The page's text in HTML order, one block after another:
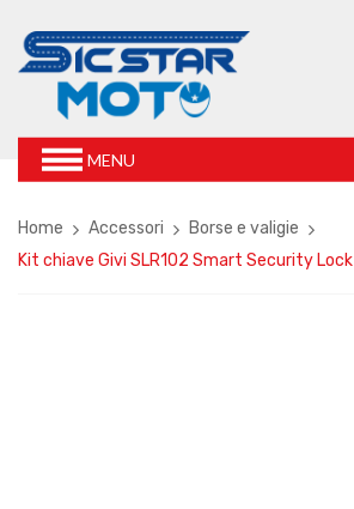
MENU
Home Accessori
Borse e valigie
Kit chiave Givi SLR102 Smart Security Lock